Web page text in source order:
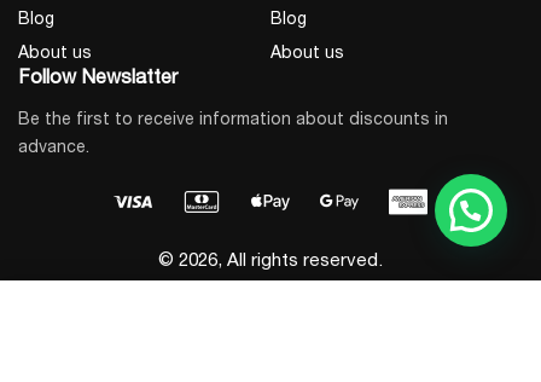
Blog
About us
Blog
About us
Follow Newslatter
Be the first to receive information about discounts in
advance.
© 2026, All rights reserved.